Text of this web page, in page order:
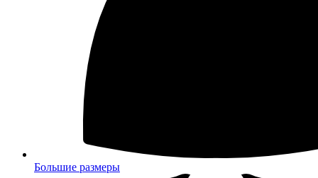
Большие размеры